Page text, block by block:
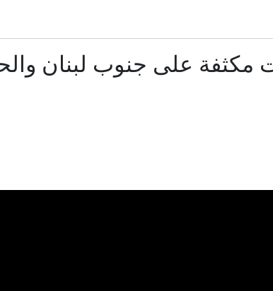
طالب يطلق النار داخل مدرسة في تايلاند.. مقتل معلم
رئيس مجلس الشورى بإيران يعلق على
على جنوب لبنان